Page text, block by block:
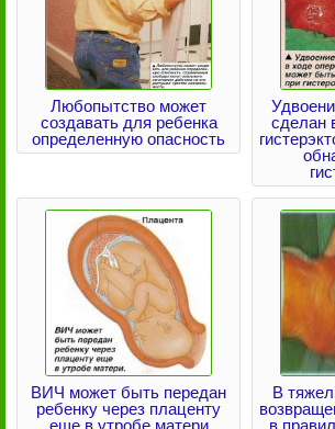
Любопытство может
создавать для ребенка
определенную опасность
сделан
ВИЧ может быть передан
ребенку через плаценту
еще в утробе матери
В
в